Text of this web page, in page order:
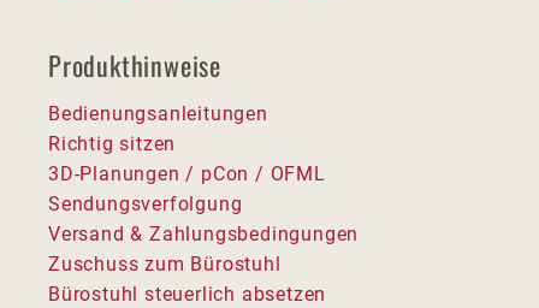
Produkthinweise
Bedienungsanleitungen
Richtig sitzen
3D-Planungen / pCon / OFML
Sendungsverfolgung
Versand & Zahlungsbedingungen
Zuschuss zum Bürostuhl
Bürostuhl steuerlich absetzen